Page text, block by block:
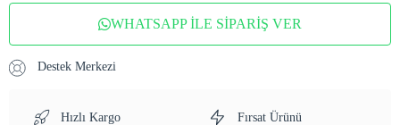
WHATSAPP İLE SİPARİŞ VER
Destek Merkezi
Hızlı Kargo Fırsat Ürünü